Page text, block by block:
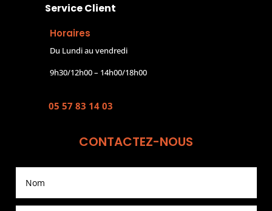
Service Client
Horaires
Du Lundi au vendredi
9h30/12h00 – 14h00/18h00
05 57 83 14 03
CONTACTEZ-NOUS